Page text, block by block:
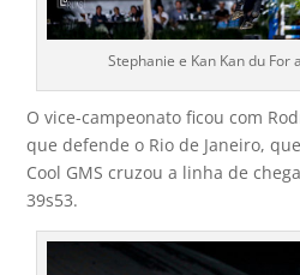
Stephanie e Kan Kan du For
O vice-campeonato ficou com
que defende o Rio de Janeiro,
Cool GMS cruzou a linha de
39s53.